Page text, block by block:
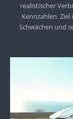
realistischer
Kennzahlen.
Schwächen und